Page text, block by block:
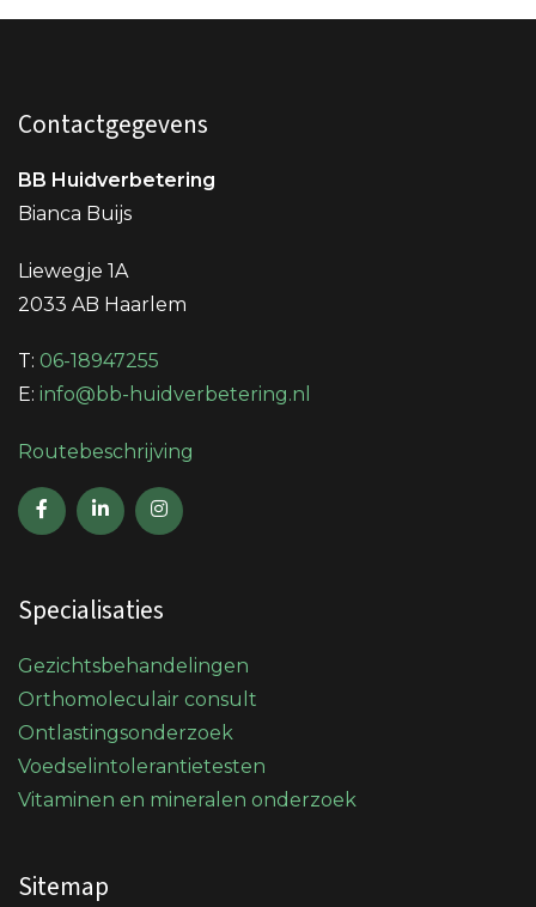
Contactgegevens
BB Huidverbetering
Bianca Buijs
Liewegje 1A
2033 AB Haarlem
T: 06-18947255
E: info@bb-huidverbetering.nl
Routebeschrijving
Specialisaties
Gezichtsbehandelingen
Orthomoleculair consult
Ontlastingsonderzoek
Voedselintolerantietesten
Vitaminen en mineralen onderzoek
Sitemap